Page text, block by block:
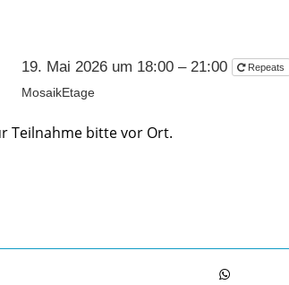
19. Mai 2026 um 18:00 – 21:00 Repeats
MosaikEtage
Teilnahme bitte vor Ort.